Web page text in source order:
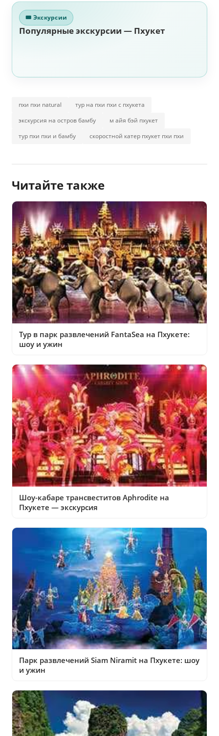
🎟 Экскурсии
Популярные экскурсии — Пхукет
пхи пхи natural
тур на пхи пхи с пхукета
экскурсия на остров бамбу
м айя бэй пхукет
тур пхи пхи и бамбу
скоростной катер пхукет пхи пхи
Читайте также
Тур в парк развлечений FantaSea на Пхукете:
шоу и ужин
Шоу-кабаре трансвеститов Aphrodite на
Пхукете — экскурсия
Парк развлечений Siam Niramit на Пхукете: шоу
и ужин